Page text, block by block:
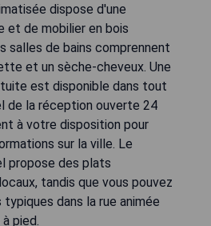
dispose d'une
et de mobilier en bois
salles de bains comprennent
et un sèche-cheveux. Une
est disponible dans tout
de la réception ouverte 24
à votre disposition pour
sur la ville. Le
propose des plats
tandis que vous pouvez
dans la rue animée
pied.